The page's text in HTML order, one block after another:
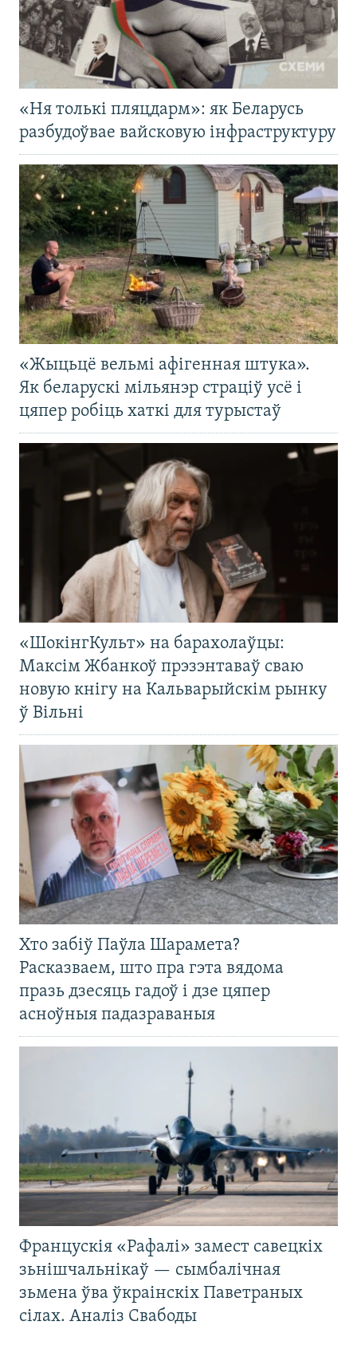
«Ня толькі пляцдарм»: як Беларусь
разбудоўвае вайсковую інфраструктуру
«Жыцьцё вельмі афігенная штука».
Як беларускі мільянэр страціў усё і
цяпер робіць хаткі для турыстаў
«ШокінгКульт» на барахолаўцы:
Максім Жбанкоў прэзэнтаваў сваю
новую кнігу на Кальварыйскім рынку
ў Вільні
Хто забіў Паўла Шарамета?
Расказваем, што пра гэта вядома
празь дзесяць гадоў і дзе цяпер
асноўныя падазраваныя
Францускія «Рафалі» замест савецкіх
зьнішчальнікаў — сымбалічная
зьмена ўва ўкраінскіх Паветраных
сілах. Аналіз Свабоды